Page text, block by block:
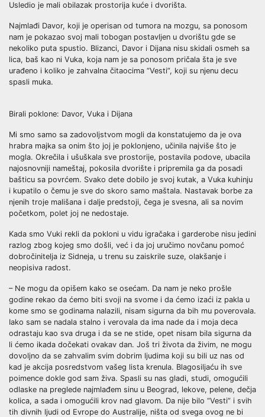
Usledio je mali obilazak prostorija kuće i dvorišta.
Najmlađi Davor, koji je operisan od tumora na mozgu, sa ponosom
nam je pokazao svoj mali tobogan postavljen u dvorištu gde se
nekoliko puta spustio. Blizanci, Davor i Dijana nisu skidali osmeh sa
lica, baš kao ni Vuka, koja nam je sa ponosom pričala šta je sve
urađeno i koliko je zahvalna čitaocima “Vesti”, koji su njenu decu
spasli muka.
Birali poklone: Davor, Vuka i Dijana
Mi smo samo sa zadovoljstvom mogli da konstatujemo da je ova
hrabra majka sa onim što joj je poklonjeno, učinila najviše što je
mogla. Okrečila i ušuškala sve prostorije, postavila podove, ubacila
najosnovniji nameštaj, pokosila dvorište i pripremila ga da posadi
bašticu sa povrćem. Svako dete dobilo je svoj kutak, a Vuka kuhinju
i kupatilo o čemu je sve do skoro samo maštala. Nastavak borbe za
njenih troje mališana i dalje predstoji, čega je svesna, ali sa novim
početkom, polet joj ne nedostaje.
Kada smo Vuki rekli da pokloni u vidu igračaka i garderobe nisu jedini
razlog zbog kojeg smo došli, već i da joj uručimo novčanu pomoć
dobročinitelja iz Sidneja, u trenu su zaiskrile suze, olakšanje i
neopisiva radost.
– Ne mogu da opišem kako se osećam. Da nam je neko prošle
godine rekao da ćemo biti svoji na svome i da ćemo izaći iz pakla u
kome smo se godinama nalazili, nisam sigurna da bih mu poverovala.
Iako sam se nadala stalno i verovala da ima nade da i moja deca
odrastaju kao sva druga i da se ne stide, opet nisam bila sigurna da
li ćemo ikada dočekati ovakav dan. Još tri života da živim, ne mogu
dovoljno da se zahvalim svim dobrim ljudima koji su bili uz nas od
kad je akcija posredstvom vašeg lista krenula. Blagosiljaću ih sve
poimence dokle god sam živa. Spasli su nas gladi, studi, omogućili
odlaske na preglede najmlađem sinu u Beograd, lekove, pelene, dečja
kolica, a sada i omogućili krov nad glavom. Da nije bilo “Vesti” i svih
tih divnih ljudi od Evrope do Australije, ništa od svega ovog ne bi